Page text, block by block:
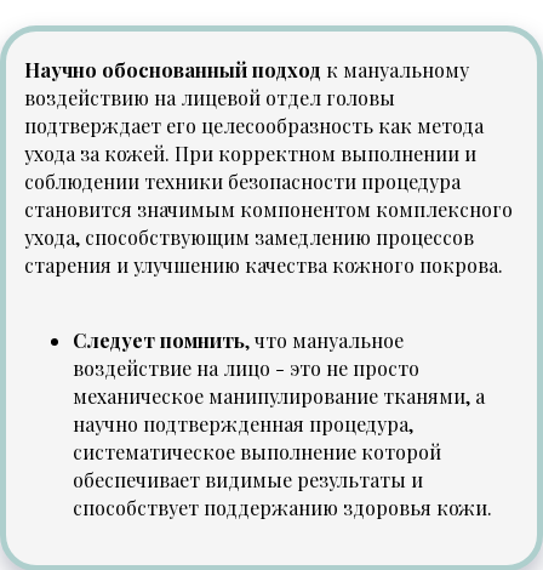
Научно обоснованный подход к мануальному
воздействию на лицевой отдел головы
подтверждает его целесообразность как метода
ухода за кожей. При корректном выполнении и
соблюдении техники безопасности процедура
становится значимым компонентом комплексного
ухода, способствующим замедлению процессов
старения и улучшению качества кожного покрова.
Следует помнить, что мануальное
воздействие на лицо - это не просто
механическое манипулирование тканями, а
научно подтвержденная процедура,
систематическое выполнение которой
обеспечивает видимые результаты и
способствует поддержанию здоровья кожи.